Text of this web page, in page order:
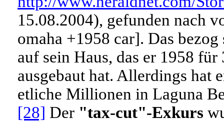
15.08.2004), gefunden nach
omaha +1958 car]. Das
auf sein Haus, das er 1958
ausgebaut hat. Allerdings hat
etliche Millionen in Laguna
[28] Der "tax-cut"-Exkurs